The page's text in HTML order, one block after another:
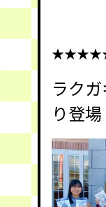
ラク
り登